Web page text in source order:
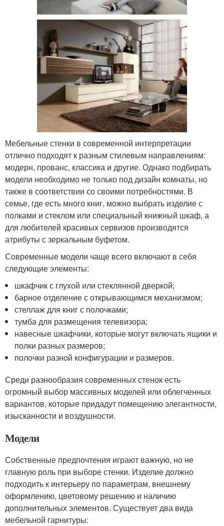
Мебельные стенки в современной интерпретации
отлично подходят к разным стилевым направлениям:
модерн, прованс, классика и другие. Однако подбирать
модели необходимо не только под дизайн комнаты, но
также в соответствии со своими потребностями. В
семье, где есть много книг, можно выбрать изделие с
полками и стеклом или специальный книжный шкаф, а
для любителей красивых сервизов производятся
атрибуты с зеркальным буфетом.
Современные модели чаще всего включают в себя
следующие элементы:
шкафчик с глухой или стеклянной дверкой;
барное отделение с открывающимся механизмом;
стеллаж для книг с полочками;
тумба для размещения телевизора;
навесные шкафчики, которые могут включать ящики и
полки разных размеров;
полочки разной конфигурации и размеров.
Среди разнообразия современных стенок есть
огромный выбор массивных моделей или облегченных
вариантов, которые придадут помещению элегантности,
изысканности и воздушности.
Модели
Собственные предпочтения играют важную, но не
главную роль при выборе стенки. Изделие должно
подходить к интерьеру по параметрам, внешнему
оформлению, цветовому решению и наличию
дополнительных элементов. Существует два вида
мебельной гарнитуры: